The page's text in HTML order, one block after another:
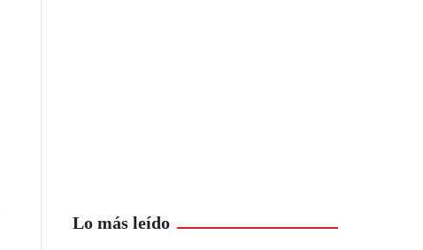
Lo más leído